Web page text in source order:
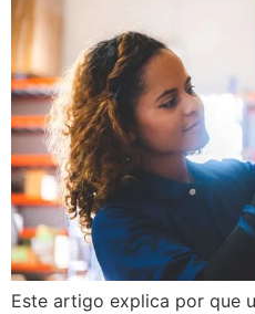
Este artigo explica por que